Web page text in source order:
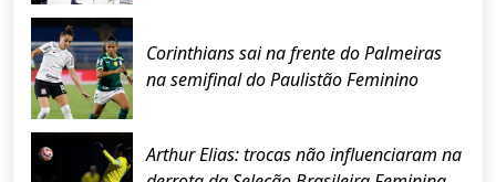
Corinthians sai na frente do Palmeiras
na semifinal do Paulistão Feminino
Arthur Elias: trocas não influenciaram na